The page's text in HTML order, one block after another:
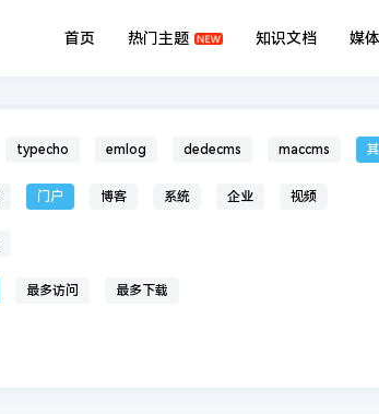
首页 热门主题 知识文档 媒
typecho emlog dedecms maccms
门户 博客 系统 企业 视频
最多访问 最多下载